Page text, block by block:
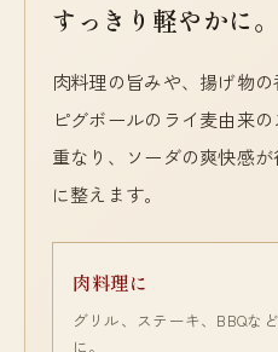
すっきり軽やかに。
肉料理の旨みや、揚げ物の
ピグボールのライ麦由来
重なり、ソーダの爽快感
に整えます。
肉料理に
グリル、ステーキ、BBQな
に。